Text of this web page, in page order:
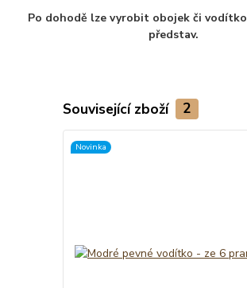
Po dohodě lze vyrobit obojek či
představ.
Související zboží 2
Novinka